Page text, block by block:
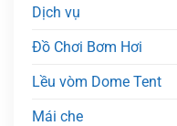
Dịch vụ
Đồ Chơi Bơm Hơi
Lều vòm Dome Tent
Mái che